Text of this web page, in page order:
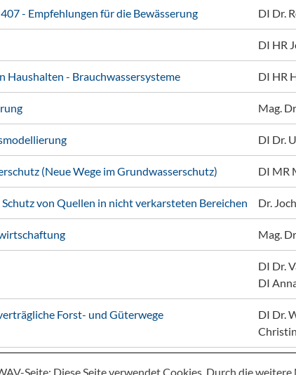
- Empfehlungen für die Bewässerung DI Dr.
DI HR
Haushalten - Brauchwassersysteme DI HR
Mag.
DI Dr.
(Neue Wege im Grundwasserschutz) DI MR
von Quellen in nicht verkarsteten Bereichen Dr.
Mag.
DI Dr.
DI
Forst- und Güterwege
DI Dr.
Seite: Diese Seite verwendet Cookies. Durch die